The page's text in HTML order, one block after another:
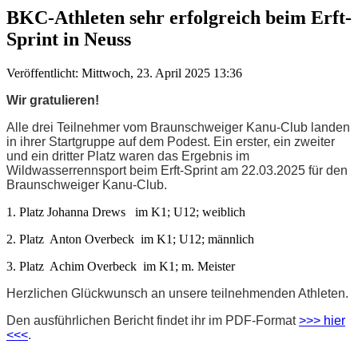
BKC-Athleten sehr erfolgreich beim Erft-
Sprint in Neuss
Veröffentlicht: Mittwoch, 23. April 2025 13:36
Wir gratulieren!
Alle drei Teilnehmer vom Braunschweiger Kanu-Club landen
in ihrer Startgruppe auf dem Podest. Ein erster, ein zweiter
und ein dritter Platz waren das Ergebnis im
Wildwasserrennsport beim Erft-Sprint am 22.03.2025 für den
Braunschweiger Kanu-Club.
1. Platz Johanna Drews im K1; U12; weiblich
2. Platz Anton Overbeck im K1; U12; männlich
3. Platz Achim Overbeck im K1; m. Meister
Herzlichen Glückwunsch an unsere teilnehmenden Athleten.
Den ausführlichen Bericht findet ihr im PDF-Format>>> hier
<<<.